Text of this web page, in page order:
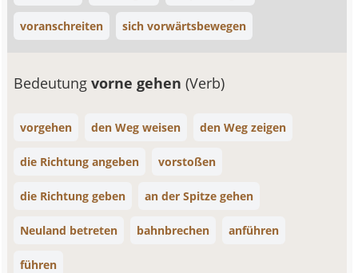
voranschreiten sich vorwärtsbewegen
Bedeutungvorne gehen(Verb)
vorgehen den Weg weisen den Weg zeigen
die Richtung angeben vorstoßen
die Richtung geben an der Spitze gehen
Neuland betreten bahnbrechen anführen
führen